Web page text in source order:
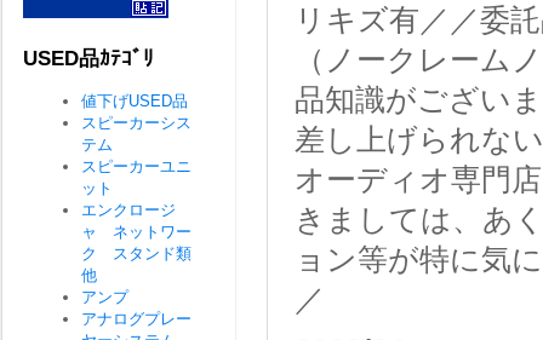
リキズ有／／委
（ノークレーム
品知識がござい
差し上げられな
オーディオ専門
きましては、あ
ョン等が特に気
／
USED品ｶﾃｺﾞﾘ
値下げUSED品
スピーカーシス
テム
スピーカーユニ
ット
エンクロージ
ャ ネットワー
ク スタンド類
他
アンプ
アナログプレー